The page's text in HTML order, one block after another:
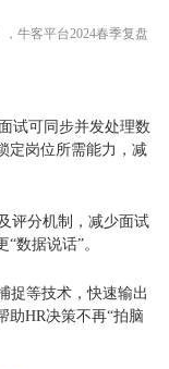
牛客平台2024春季复盘
试可同步并发处理数
定岗位所需能力，减
评分机制，减少面试
数据说话”。
捉等技术，快速输出
HR决策不再“拍脑